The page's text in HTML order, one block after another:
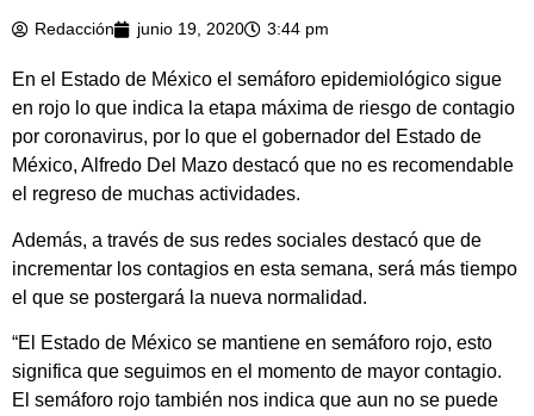
Redacción junio 19, 2020 3:44 pm
En el Estado de México el semáforo epidemiológico sigue
en rojo lo que indica la etapa máxima de riesgo de contagio
por coronavirus, por lo que el gobernador del Estado de
México, Alfredo Del Mazo destacó que no es recomendable
el regreso de muchas actividades.
Además, a través de sus redes sociales destacó que de
incrementar los contagios en esta semana, será más tiempo
el que se postergará la nueva normalidad.
“El Estado de México se mantiene en semáforo rojo, esto
significa que seguimos en el momento de mayor contagio.
El semáforo rojo también nos indica que aun no se puede